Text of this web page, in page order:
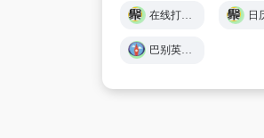
巴别英语 - 英语听力练习,看美剧学英语